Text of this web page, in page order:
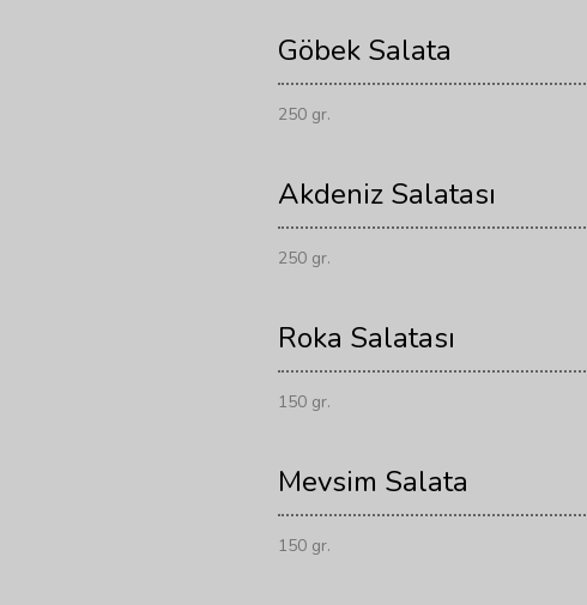
Göbek Salata
250 gr.
Akdeniz Salatası
250 gr.
Roka Salatası
150 gr.
Mevsim Salata
150 gr.